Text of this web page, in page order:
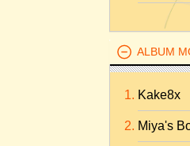
ALBUM
Kake8x
Miya's